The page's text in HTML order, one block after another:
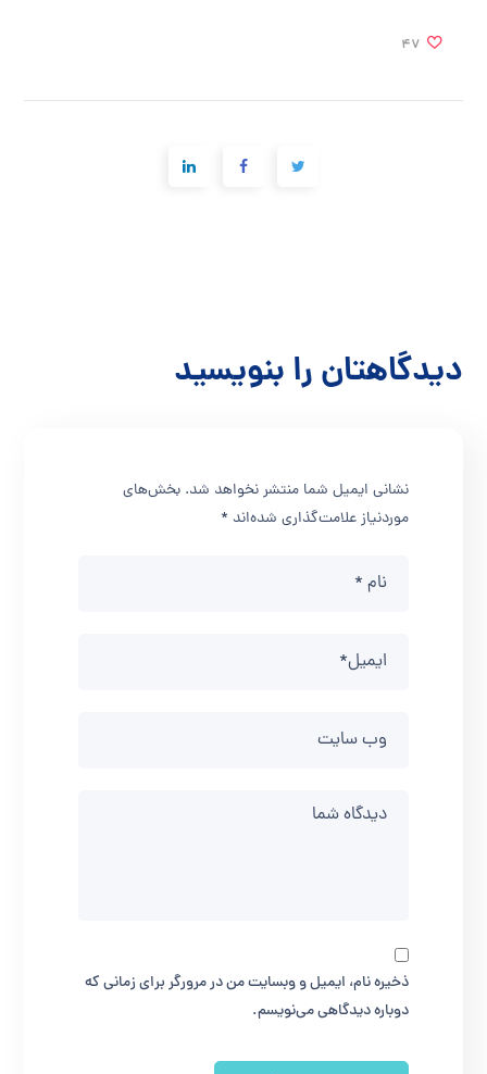
47
دیدگاهتان را بنویسید
نشانی ایمیل شما منتشر نخواهد شد. بخش‌های
موردنیاز علامت‌گذاری شده‌اند*
ذخیره نام، ایمیل و وبسایت من در مرورگر برای زمانی که
دوباره دیدگاهی می‌نویسم.